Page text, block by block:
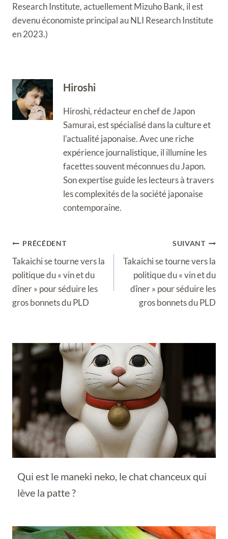
Research Institute, actuellement Mizuho Bank, il est
devenu économiste principal au NLI Research Institute
en 2023.)
Hiroshi
Hiroshi, rédacteur en chef de Japon
Samurai, est spécialisé dans la culture et
l'actualité japonaise. Avec une riche
expérience journalistique, il illumine les
facettes souvent méconnues du Japon.
Son expertise guide les lecteurs à travers
les complexités de la société japonaise
contemporaine.
Navigation
de
l’article
PRÉCÉDENT
Takaichi se tourne vers la
politique du « vin et du
dîner » pour séduire les
gros bonnets du PLD
SUIVANT
Takaichi se tourne vers la
politique du « vin et du
dîner » pour séduire les
gros bonnets du PLD
Qui est le maneki neko, le chat chanceux qui
lève la patte ?